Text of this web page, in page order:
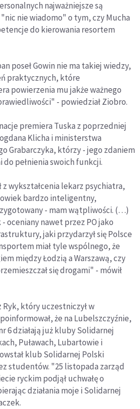
najważniejsze są
nie wiadomo" o tym, czy Mucha
do kierowania resortem
poseł Gowin nie ma takiej wiedzy,
praktycznych, które
powierzenia mu jakże ważnego
- powiedział Ziobro.
premiera Tuska z poprzedniej
Klicha i ministerstwa
Grabarczyka, którzy - jego zdaniem
pełnienia swoich funkcji.
wykształcenia lekarz psychiatra,
bardzo inteligentny,
- mam wątpliwości. (…)
oceniany nawet przez PO jako
jaki przydarzył się Polsce
miał tyle wspólnego, że
między Łodzią a Warszawą, czy
się drogami" - mówił
Ryk, który uczestniczył w
że na Lubelszczyźnie,
6 działają już kluby Solidarnej
Puławach, Lubartowie i
klub Solidarnej Polski
studentów. "25 listopada zarząd
ryckim podjął uchwałę o
działania moje i Solidarnej